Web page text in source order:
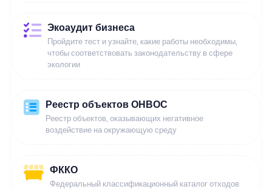
Экоаудит бизнеса
Пройдите тест и узнайте, какие работы необходимы,
чтобы соответствовать законодательству в сфере
экологии
Реестр объектов ОНВОС
Реестр объектов, оказывающих негативное
воздействие на окружающую среду
ФККО
Федеральный классификационный каталог отходов